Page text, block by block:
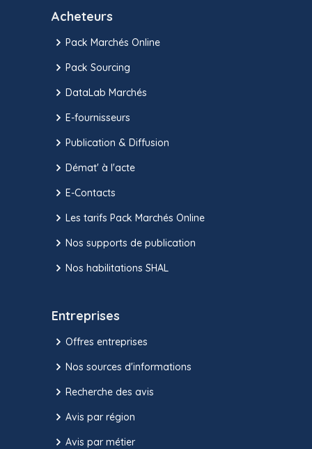
Acheteurs
Pack Marchés Online
Pack Sourcing
DataLab Marchés
E-fournisseurs
Publication & Diffusion
Démat' à l'acte
E-Contacts
Les tarifs Pack Marchés Online
Nos supports de publication
Nos habilitations SHAL
Entreprises
Offres entreprises
Nos sources d'informations
Recherche des avis
Avis par région
Avis par métier